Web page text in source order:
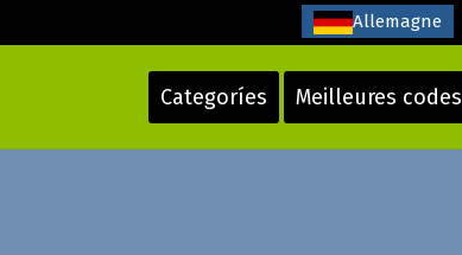
Categoríes Meilleures codes
Allemagne